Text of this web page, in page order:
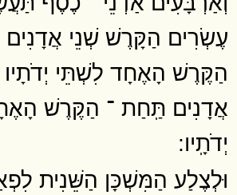
עֶשְׂרִים הַקָּרֶשׁ שְׁנֵי
הַקֶּרֶשׁ הָאֶחָד לִשְׁתֵּי יְדֹתָיו
אֲדָנִים תַּֽחַת ־ הַקֶּרֶשׁ
יְדֹתָֽיו ׃
וּלְצֶלַע הַמִּשְׁכָּן הַשֵּׁנִית